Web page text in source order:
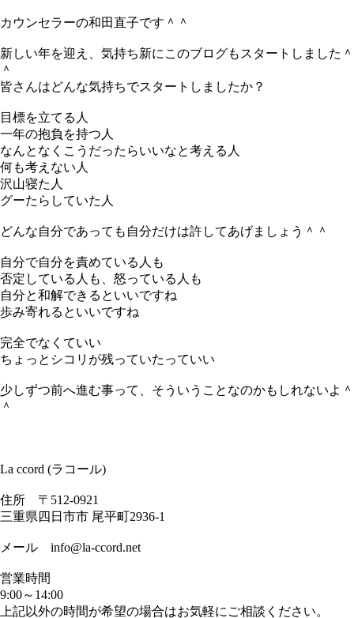
カウンセラーの和田直子です＾＾
新しい年を迎え、気持ち新にこのブログもスタートしました＾
＾
皆さんはどんな気持ちでスタートしましたか？
目標を立てる人
一年の抱負を持つ人
なんとなくこうだったらいいなと考える人
何も考えない人
沢山寝た人
グーたらしていた人
どんな自分であっても自分だけは許してあげましょう＾＾
自分で自分を責めている人も
否定している人も、怒っている人も
自分と和解できるといいですね
歩み寄れるといいですね
完全でなくていい
ちょっとシコリが残っていたっていい
少しずつ前へ進む事って、そういうことなのかもしれないよ＾
＾
La ccord (ラコール)
住所 〒512-0921
三重県四日市市 尾平町2936-1
メール info@la-ccord.net
営業時間
9:00～14:00
上記以外の時間が希望の場合はお気軽にご相談ください。